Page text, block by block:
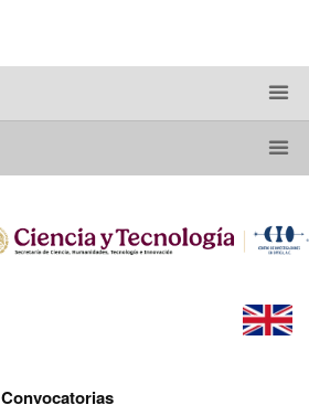
Convocatorias